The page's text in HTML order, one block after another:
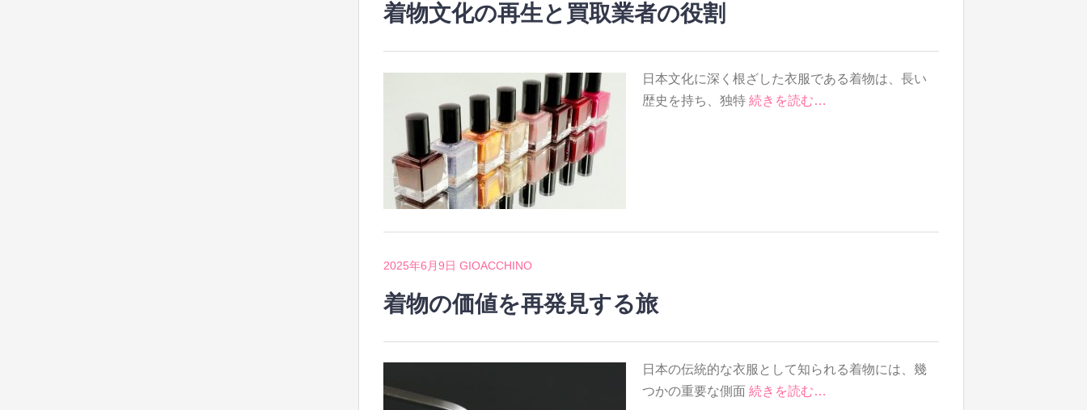
着物文化の再生と買取業者の役割
日本文化に深く根ざした衣服である着物は、長い
歴史を持ち、独特続きを読む…
2025年6月9日 GIOACCHINO
着物の価値を再発見する旅
日本の伝統的な衣服として知られる着物には、幾
つかの重要な側面続きを読む…